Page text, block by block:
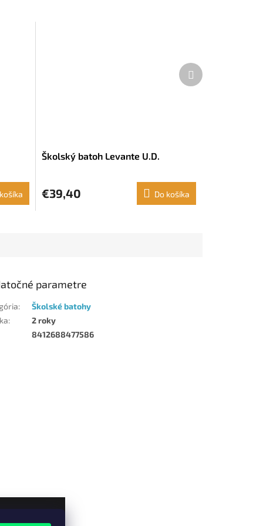
Školský batoh Levante U.D.
€39,40 Do košíka
Ďalší
produkt
parametre
:
Školské batohy
:
2 roky
8412688477586